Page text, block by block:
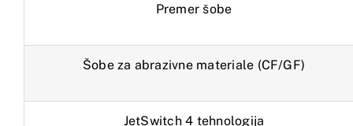
Premer šobe
Šobe za abrazivne materiale (CF/GF)
JetSwitch 4 tehnologija